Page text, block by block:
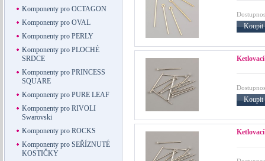
Komponenty pro OCTAGON
Komponenty pro OVAL
Komponenty pro PERLY
Komponenty pro PLOCHÉ
SRDCE
Komponenty pro PRINCESS
SQUARE
Komponenty pro PURE LEAF
Komponenty pro RIVOLI
Swarovski
Komponenty pro ROCKS
Komponenty pro SEŘÍZNUTÉ
KOSTIČKY
Koupit
Koupit